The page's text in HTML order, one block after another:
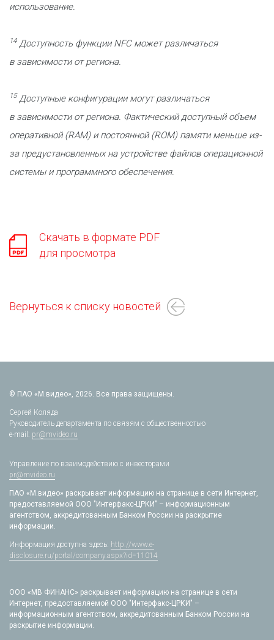
использование.
14Доступность функции NFC может различаться
в зависимости от региона.
15Доступные конфигурации могут различаться
в зависимости от региона. Фактический доступный объем
оперативной (RAM) и постоянной (ROM) памяти меньше из-
за предустановленных на устройстве файлов операционной
системы и программного обеспечения.
Скачать в формате PDF
для просмотра
Вернуться к списку новостей
© ПАО «М.видео», 2026. Все права защищены.
Сергей Коляда
Руководитель департамента по связям с общественностью
e-mail: pr@mvideo.ru
Управление по взаимодействию с инвесторами
pr@mvideo.ru
ПАО «М.видео» раскрывает информацию на странице в сети Интернет,
предоставляемой ООО "Интерфакс-ЦРКИ" – информационным
агентством, аккредитованным Банком России на раскрытие
информации.
Информация доступна здесь: http://www.e-
disclosure.ru/portal/company.aspx?id=11014
ООО «МВ ФИНАНС» раскрывает информацию на странице в сети
Интернет, предоставляемой ООО "Интерфакс-ЦРКИ" –
информационным агентством, аккредитованным Банком России на
раскрытие информации.